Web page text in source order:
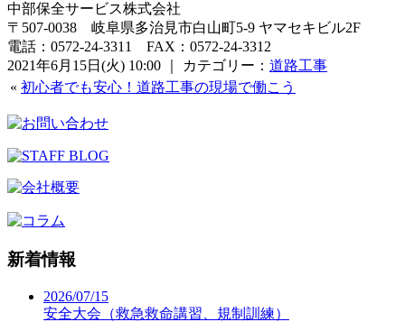
中部保全サービス株式会社
〒507-0038 岐阜県多治見市白山町5-9 ヤマセキビル2F
電話：0572-24-3311 FAX：0572-24-3312
2021年6月15日(火) 10:00 ｜ カテゴリー： 道路工事
« 初心者でも安心！道路工事の現場で働こう
新着情報
2026/07/15
安全大会（救急救命講習、規制訓練）